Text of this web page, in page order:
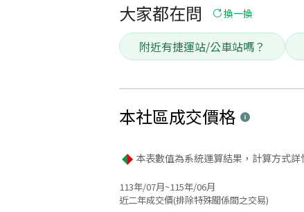
大家都在問 換一換
附近有捷運站/公車站嗎？
本社區成交價格
本表數值為系統運算結果，計算方式詳
113年/07月~115年/06月
近二年成交價(排除特殊關係間之交易)